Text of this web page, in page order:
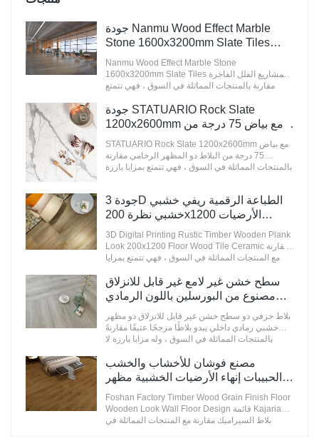
جودة Nanmu Wood Effect Marble
Stone 1600x3200mm Slate Tiles
الشركة المصنعة لمشاريع الفيلا الفاخرة
Nanmu Wood Effect Marble Stone
1600x3200mm Slate Tiles لمشاريع الفلل الفاخرة
مقارنة بالمنتجات المماثلة في السوق ، فهي تتمتع
وما إلى ذلك ، وتتمتع بسمعة طيبة في السوق.& تلخص
سيراميكا عيوب المنتجات السابقة وتعمل باستمرار
على تحسينها. يمكن تخصيص مواصفات Nanmu
Wood Effect Marble Stone 1600x3200mm Slate
Tiles لمشاريع الفلل الفاخرة وفقًا لاحتياجاتك.
جودة STATUARIO Rock Slate
1200x2600mm مع بياض 75 درجة من
الشركة المصنعة للبلاط ذو المظهر
الرخامي
STATUARIO Rock Slate 1200x2600mm مع بياض
75 درجة من البلاط ذو المظهر الرخامي مقارنة
بالمنتجات المماثلة في السوق ، فهي تتمتع بمزايا بارزة
عيوب المنتجات السابقة وتعمل على تحسينها
باستمرار. يمكن تخصيص مواصفات STATUARIO
Rock Slate 1200x2600mm مع بياض 75 درجة من
البلاط ذي المظهر الرخامي وفقًا لاحتياجاتك.
جودة 3D الطباعة الرقمية ريفي خشبي
خشبي نظرة 200x1200 الأرضيات
الخشبية بلاط السيراميك الصانع
3D Digital Printing Rustic Timber Wooden Plank
Look 200x1200 Floor Wood Tile Ceramic مقارنة
مع المنتجات المماثلة في السوق ، فهي تتمتع بمزايا
إلى ذلك ، وتتمتع بسمعة طيبة في السوق.& تلخص
سيراميكا عيوب المنتجات السابقة وتعمل على
تحسينها باستمرار. يمكن تخصيص مواصفات 3D
Digital Printing Rustic Timber Wooden Plank
Look 200x1200 Floor Wood Tile Ceramic وفقًا
لاحتياجاتك.
سطح خشن غير لامع غير قابل للانزلاق
مصنوع من البورسلين باللون الرمادي
والبلاط المزجج العتيق
بلاط خزفي ذو سطح خشن غير قابل للانزلاق ذو مظهر
خشبي رمادي داخلي يبدو بلاطًا مزججًا عتيقًا مقارنةً
بالمنتجات المماثلة في السوق ، وله مزايا بارزة لا
ويتمتع بسمعة طيبة في السوق أسطح MoCo& تلخص
سيراميكا عيوب المنتجات السابقة وتعمل على
تحسينها باستمرار. مواصفات بلاط البورسلين الخشبي
غير القابل للانزلاق ذو السطح الخشبي غير القابل
للانزلاق يمكن تخصيص بلاط البورسلين الرمادي
مصنع فوشان للأخشاب والخشب
الحبيبات إنهاء الأرضيات الخشبية مظهر
الجدار تصميم الأرضيات قائمة كاجاريا
بلاط السيراميك
Foshan Factory Timber Wood Grain Finish Floor
Wooden Look Wall Floor Design قائمة Kajaria
بلاط السيراميك مقارنة مع المنتجات المماثلة في